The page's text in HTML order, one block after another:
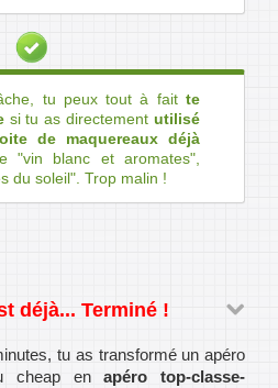
tu peux tout à fait te
si tu as directement utilisé
de maquereaux déjà
"vin blanc et aromates",
du soleil". Trop malin !
déjà... Terminé !
tu as transformé un apéro
cheap enapéro top-classe-